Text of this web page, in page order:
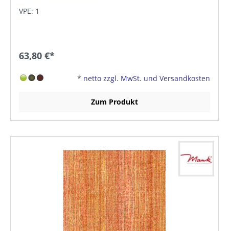
VPE: 1
63,80 €*
* netto zzgl. MwSt. und Versandkosten
Zum Produkt